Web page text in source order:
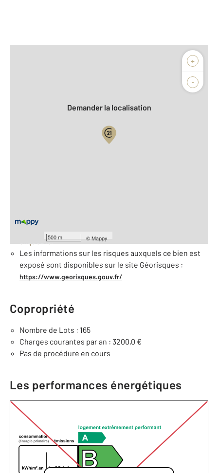
+
-
500 m ©Mappy
Biens vendus
Demander la localisation
Barèmes d'honoraires de l'agence
cliquez ici
Les informations sur les risques auxquels ce bien est
exposé sont disponibles sur le site Géorisques :
https://www.georisques.gouv.fr/
Copropriété
Nombre de Lots : 165
Charges courantes par an : 3200,0 €
Pas de procédure en cours
Les performances énergétiques